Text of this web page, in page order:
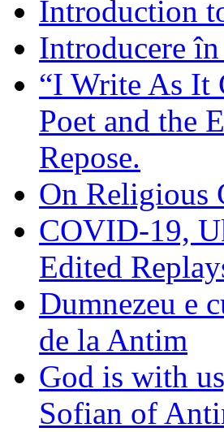
Introduction
Introducere
“I Write As It
Poet and the
Repose.
On Religious
COVID-19,
Edited
Dumnezeu e
de la Antim
God is with
Sofian of